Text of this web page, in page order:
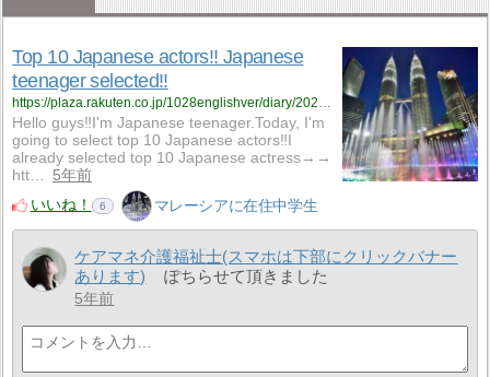
Top 10 Japanese actors‼ Japanese
teenager selected‼
https://plaza.rakuten.co.jp/1028englishver/diary/202103230000/
​​​​​​​​​​​​​​​​​​​Hello guys‼I'm Japanese teenager.Today, I'm
going to select top 10 Japanese actors‼I
already selected top 10 Japanese actress→→​
htt…
5年前
いいね！
6 マレーシアに在住中学生
ケアマネ介護福祉士(スマホは下部にクリックバナー
あります)
ぽちらせて頂きました
5年前